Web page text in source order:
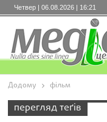
Четвер | 06.08.2026 | 16:21
Додому фільм
перегляд теґів